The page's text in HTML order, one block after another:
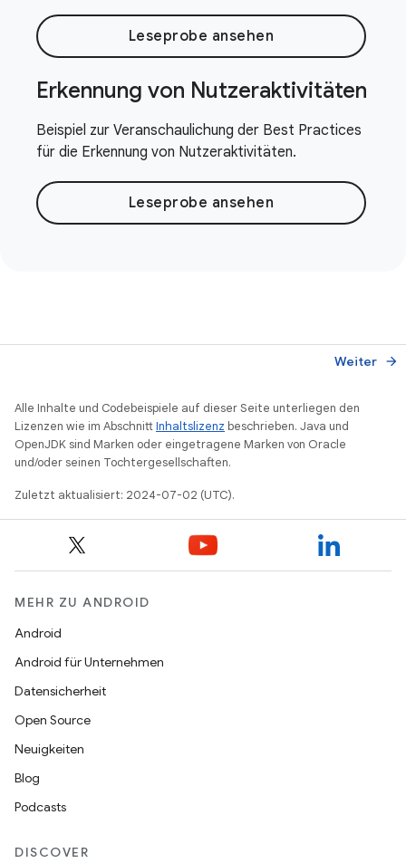
Leseprobe ansehen
Erkennung von Nutzeraktivitäten
Beispiel zur Veranschaulichung der Best Practices
für die Erkennung von Nutzeraktivitäten.
Leseprobe ansehen
Weiter arrow_forward
Alle Inhalte und Codebeispiele auf dieser Seite unterliegen den
Lizenzen wie im AbschnittInhaltslizenz beschrieben. Java und
OpenJDK sind Marken oder eingetragene Marken von Oracle
und/oder seinen Tochtergesellschaften.
Zuletzt aktualisiert: 2024-07-02 (UTC).
MEHR ZU ANDROID
Android
Android für Unternehmen
Datensicherheit
Open Source
Neuigkeiten
Blog
Podcasts
DISCOVER